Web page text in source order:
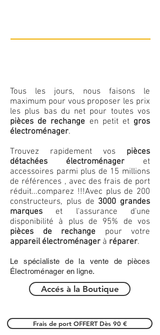
Tous les jours, nous faisons le
maximum pour vous proposer les prix
les plus bas du net pour toutes vos
pièces de rechange en petit et gros
électroménager.
Trouvez rapidement vos pièces
détachées électroménager et
accessoires parmi plus de 15 millions
de références , avec des frais de port
réduit...comparez !!!Avec plus de 200
constructeurs, plus de 3000 grandes
marques et l'assurance d'une
disponibilité à plus de 95% de vos
pièces de rechange pour votre
appareil électroménager à réparer.
Le spécialiste de la vente de pièces
Électroménager en ligne.
Accés à la Boutique
Frais de port OFFERT Dès 90 €